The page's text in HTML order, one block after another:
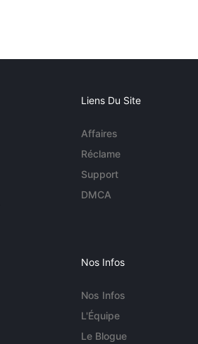
Liens Du Site
Affaires
Réclame
Support
DMCA
Nos Infos
Nos Infos
L'Équipe
Le Blogue